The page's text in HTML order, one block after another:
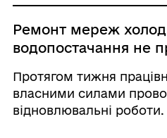
Ремонт мереж
водопостачання не
Протягом тижня
власними силами
відновлювальні роботи.